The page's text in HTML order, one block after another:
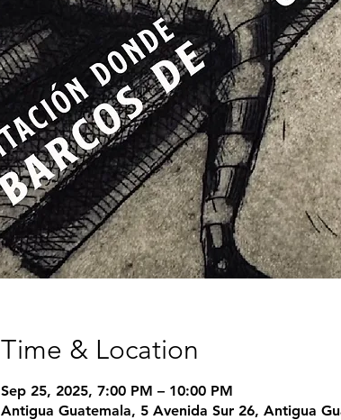
Time & Location
Sep 25, 2025, 7:00 PM – 10:00 PM
Antigua Guatemala, 5 Avenida Sur 26, Antigua